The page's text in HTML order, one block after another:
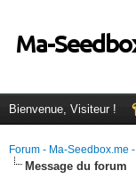
Bienvenue, Visiteur !
Forum - Ma-Seedbox.me
Message du forum